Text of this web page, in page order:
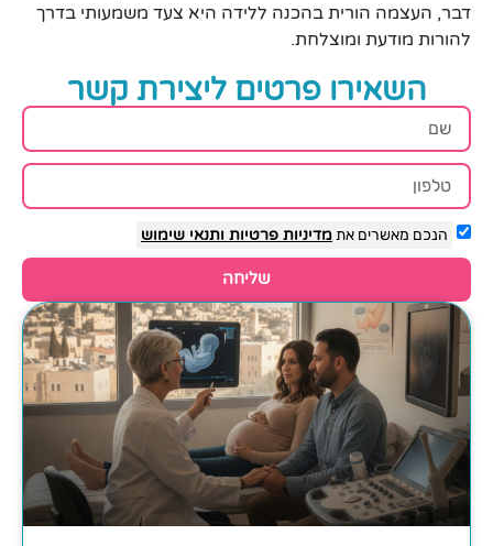
דבר, העצמה הורית בהכנה ללידה היא צעד משמעותי בדרך
להורות מודעת ומוצלחת.
השאירו פרטים ליצירת קשר
הנכם מאשרים אתמדיניות פרטיות ותנאי שימוש
שליחה